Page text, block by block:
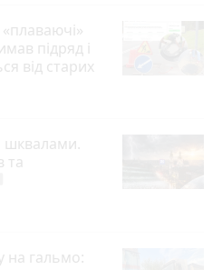
підряд і
від старих
шквалами.
та
на гальмо: